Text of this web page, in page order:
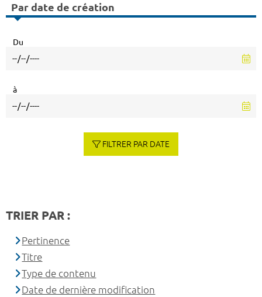
Par date de création
Du
à
FILTRER PAR DATE
TRIER PAR :
Pertinence
Titre
Type de contenu
Date de dernière modification